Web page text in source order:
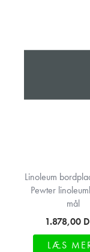
Linoleum
Pewter
mål
1.878,00
LÆS